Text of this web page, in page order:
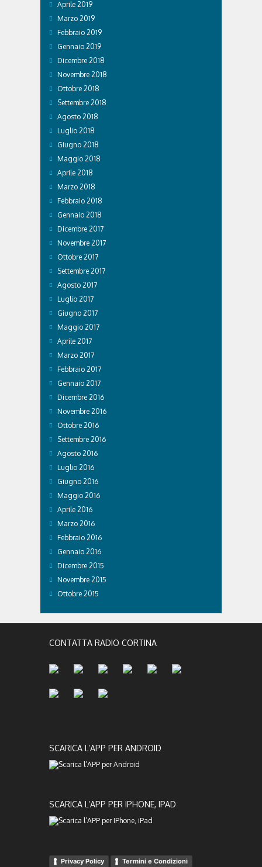
Aprile 2019
Marzo 2019
Febbraio 2019
Gennaio 2019
Dicembre 2018
Novembre 2018
Ottobre 2018
Settembre 2018
Agosto 2018
Luglio 2018
Giugno 2018
Maggio 2018
Aprile 2018
Marzo 2018
Febbraio 2018
Gennaio 2018
Dicembre 2017
Novembre 2017
Ottobre 2017
Settembre 2017
Agosto 2017
Luglio 2017
Giugno 2017
Maggio 2017
Aprile 2017
Marzo 2017
Febbraio 2017
Gennaio 2017
Dicembre 2016
Novembre 2016
Ottobre 2016
Settembre 2016
Agosto 2016
Luglio 2016
Giugno 2016
Maggio 2016
Aprile 2016
Marzo 2016
Febbraio 2016
Gennaio 2016
Dicembre 2015
Novembre 2015
Ottobre 2015
CONTATTA RADIO CORTINA
SCARICA L’APP PER ANDROID
SCARICA L’APP PER IPHONE, IPAD
Privacy Policy Termini e Condizioni